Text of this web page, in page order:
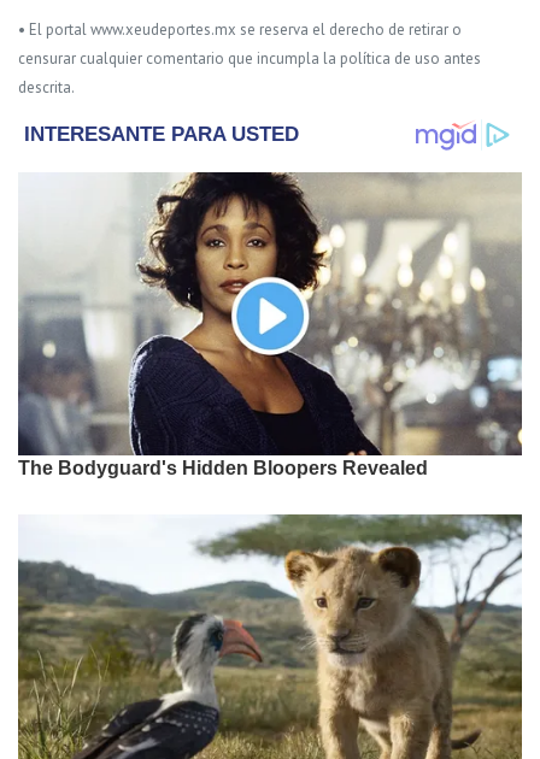
• El portal www.xeudeportes.mx se reserva el derecho de retirar o
censurar cualquier comentario que incumpla la política de uso antes
descrita.